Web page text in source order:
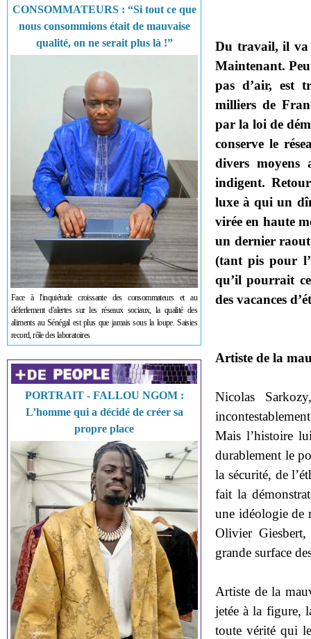
CONSOMMATEURS : “Si tout ce que
nous consommions était de mauvaise
qualité, on ne serait plus là !”
Face à l'inquiétude croissante des consommateurs et au
déferlement d'alertes sur les réseaux sociaux, la qualité des
aliments au Sénégal est plus que jamais sous la loupe. Saisies
record, rôle des laboratoires
PORTRAIT - FALLOU NGOM :
L’homme qui a décidé de créer sa
propre place
Du travail, il va
Maintenant.
pas d’air, est
milliers de
par la loi de
conserve le
divers moyens
indigent.
luxe à qui un
virée en haute
un dernier
(tant pis pour
qu’il pourrait
des vacances
Artiste de la
Nicolas
Mais l’histoire
durablement le
la sécurité, de
fait la
une idéologie de
Olivier
grande surface
Artiste de la
jetée à la figure,
toute vérité qui